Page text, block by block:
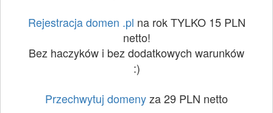
Rejestracja domen .pl na rok TYLKO 15 PLN
netto!
Bez haczyków i bez dodatkowych warunków
:)
Przechwytuj domenyza 29 PLN netto